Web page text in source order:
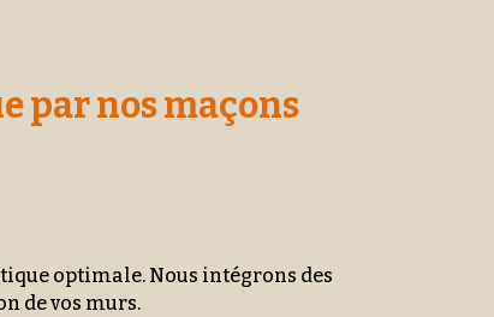
par nos maçons
optimale. Nous intégrons des
de vos murs.